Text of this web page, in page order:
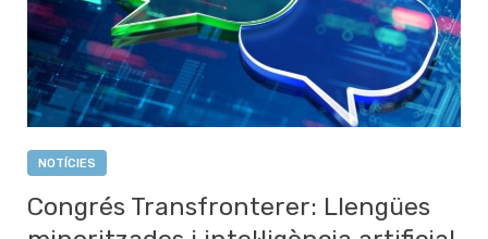
NOTÍCIES
Congrés Transfronterer: Llengües